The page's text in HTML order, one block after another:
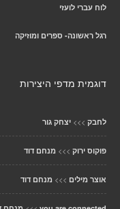
לוח עברי לועזי
רגל ראשונה- ספרים ומוזיקה
דוגמית מדפי היצירות
לחבק >>> יצחק גור
פוקוס ירוק >>> מנחם דוד
אוצר מילים >>> מנחם דוד